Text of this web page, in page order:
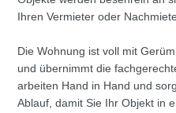
Ihren Vermieter oder
Die Wohnung ist voll mit
und übernimmt die
arbeiten Hand in Hand und
Ablauf, damit Sie Ihr Objekt in